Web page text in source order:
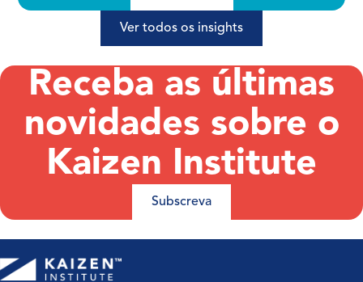
Ver todos os insights
Receba as últimas
novidades sobre o
Kaizen Institute
Subscreva